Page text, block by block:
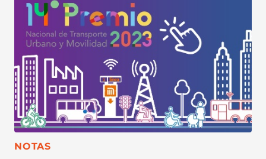
CATEGORÍA:
NOTAS